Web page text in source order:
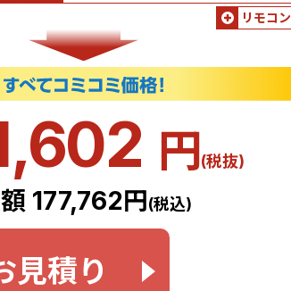
リモコン
円(税抜)
177,762円(税込)
見積り